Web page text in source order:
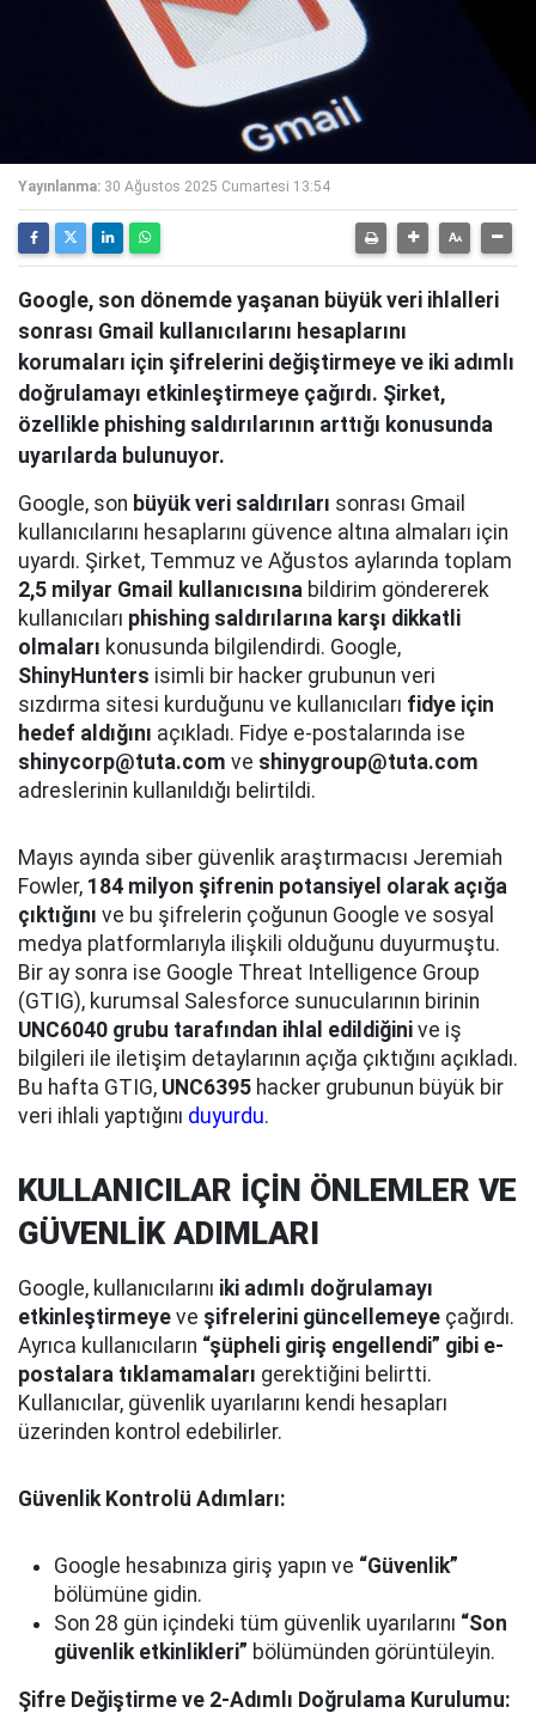
Yayınlanma: 30 Ağustos 2025 Cumartesi 13:54
Google, son dönemde yaşanan büyük veri ihlalleri
sonrası Gmail kullanıcılarını hesaplarını
korumaları için şifrelerini değiştirmeye ve iki adımlı
doğrulamayı etkinleştirmeye çağırdı. Şirket,
özellikle phishing saldırılarının arttığı konusunda
uyarılarda bulunuyor.
Google, son büyük veri saldırıları sonrası Gmail
kullanıcılarını hesaplarını güvence altına almaları için
uyardı. Şirket, Temmuz ve Ağustos aylarında toplam
2,5 milyar Gmail kullanıcısına bildirim göndererek
kullanıcıları phishing saldırılarına karşı dikkatli
olmaları konusunda bilgilendirdi. Google,
ShinyHunters isimli bir hacker grubunun veri
sızdırma sitesi kurduğunu ve kullanıcıları fidye için
hedef aldığını açıkladı. Fidye e-postalarında ise
shinycorp@tuta.com ve shinygroup@tuta.com
adreslerinin kullanıldığı belirtildi.
Mayıs ayında siber güvenlik araştırmacısı Jeremiah
Fowler, 184 milyon şifrenin potansiyel olarak açığa
çıktığını ve bu şifrelerin çoğunun Google ve sosyal
medya platformlarıyla ilişkili olduğunu duyurmuştu.
Bir ay sonra ise Google Threat Intelligence Group
(GTIG), kurumsal Salesforce sunucularının birinin
UNC6040 grubu tarafından ihlal edildiğini ve iş
bilgileri ile iletişim detaylarının açığa çıktığını açıkladı.
Bu hafta GTIG, UNC6395 hacker grubunun büyük bir
veri ihlali yaptığını duyurdu.
KULLANICILAR İÇİN ÖNLEMLER VE
GÜVENLİK ADIMLARI
Google, kullanıcılarını iki adımlı doğrulamayı
etkinleştirmeye ve şifrelerini güncellemeye çağırdı.
Ayrıca kullanıcıların “şüpheli giriş engellendi” gibi e-
postalara tıklamamaları gerektiğini belirtti.
Kullanıcılar, güvenlik uyarılarını kendi hesapları
üzerinden kontrol edebilirler.
Güvenlik Kontrolü Adımları:
Google hesabınıza giriş yapın ve “Güvenlik”
bölümüne gidin.
Son 28 gün içindeki tüm güvenlik uyarılarını “Son
güvenlik etkinlikleri” bölümünden görüntüleyin.
Şifre Değiştirme ve 2-Adımlı Doğrulama Kurulumu: